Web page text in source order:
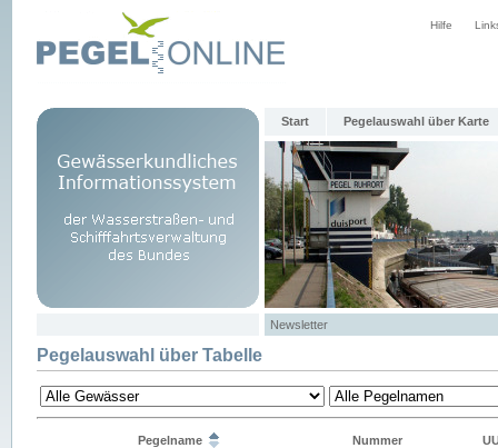
Hilfe
Start Pegelauswahl über Karte
Newsletter
Pegelauswahl über Tabelle
Pegelname Nummer